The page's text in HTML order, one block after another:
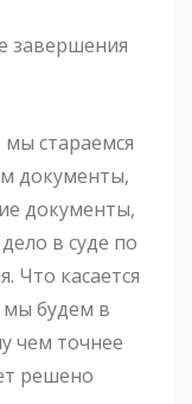
завершения
стараемся
документы,
документы,
в суде по
Что касается
мы будем в
чем точнее
решено